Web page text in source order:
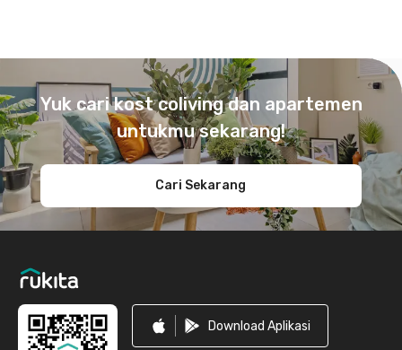
Yuk cari kost coliving dan apartemen
untukmu sekarang!
Cari Sekarang
Download Aplikasi